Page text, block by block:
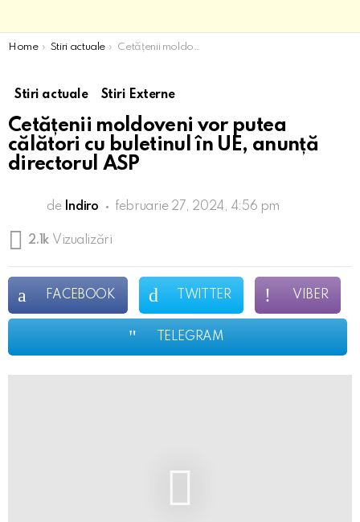
You are here:
Home Stiri actuale Cetățenii moldoveni vor putea călători cu buletinul în UE, anunță directorul ASP
Stiri actuale Stiri Externe
Cetățenii moldoveni vor putea
călători cu buletinul în UE, anunță
directorul ASP
de Indiro februarie 27, 2024, 4:56 pm
2.1k Vizualizări
FACEBOOK TWITTER VIBER
TELEGRAM